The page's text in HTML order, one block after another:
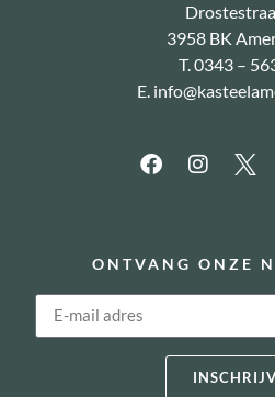
3958 BK
T. 0343 –
E.
ONTVANG ONZE